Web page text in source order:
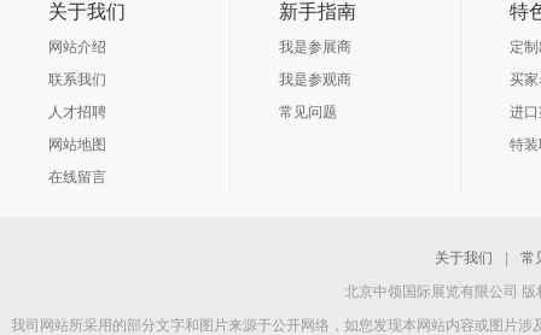
关于我们
网站介绍
联系我们
人才招聘
网站地图
在线留言
新手指南
我是参展商
我是参观商
常见问题
特
定
买
进
特
关于我们
常
北京中领国际展览有限公司
我司网站所采用的部分文字和图片来源于公开网络，如您发现本网站内容或图片